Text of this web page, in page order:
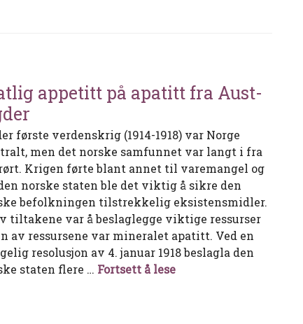
appetitt på apatitt fra Aust-
første verdenskrig (1914-1918) var Norge
men det norske samfunnet var langt i fra
Krigen førte blant annet til varemangel og
norske staten ble det viktig å sikre den
befolkningen tilstrekkelig eksistensmidler.
tiltakene var å beslaglegge viktige ressurser
av ressursene var mineralet apatitt. Ved en
resolusjon av 4. januar 1918 beslagla den
staten flere … Fortsett å leseStatlig appetitt på